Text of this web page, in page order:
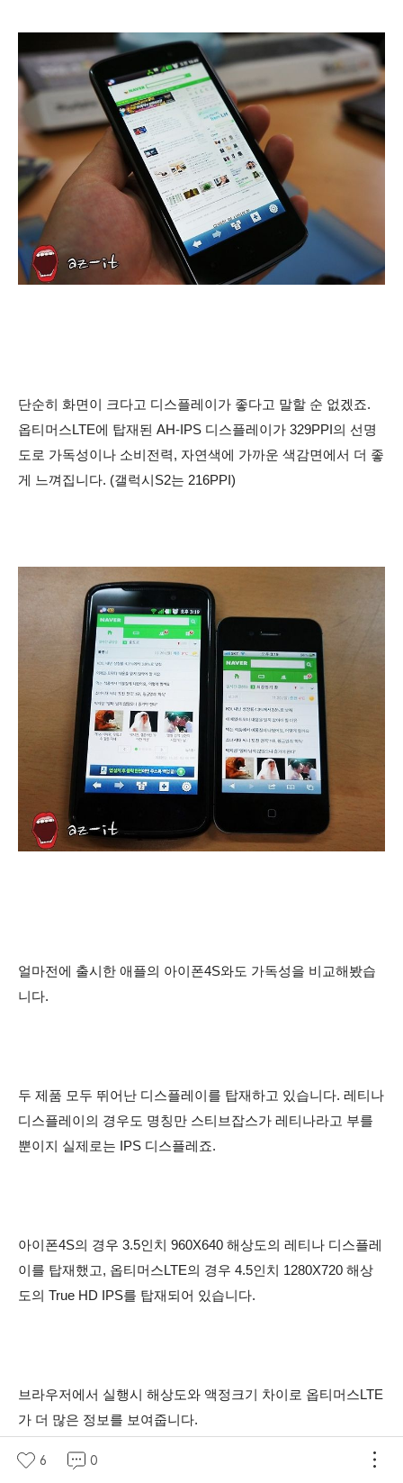
단순히 화면이 크다고 디스플레이가 좋다고 말할 순 없겠죠.
옵티머스LTE에 탑재된 AH-IPS 디스플레이가 329PPI의 선명
도로 가독성이나 소비전력, 자연색에 가까운 색감면에서 더 좋
게 느껴집니다. (갤럭시S2는 216PPI)
얼마전에 출시한 애플의 아이폰4S와도 가독성을 비교해봤습
니다.
두 제품 모두 뛰어난 디스플레이를 탑재하고 있습니다. 레티나
디스플레이의 경우도 명칭만 스티브잡스가 레티나라고 부를
뿐이지 실제로는 IPS 디스플레죠.
아이폰4S의 경우 3.5인치 960X640 해상도의 레티나 디스플레
이를 탑재했고, 옵티머스LTE의 경우 4.5인치 1280X720 해상
도의 True HD IPS를 탑재되어 있습니다.
브라우저에서 실행시 해상도와 액정크기
차이로 옵티머스LTE
가 더 많은 정보를 보여줍니다.
6 0